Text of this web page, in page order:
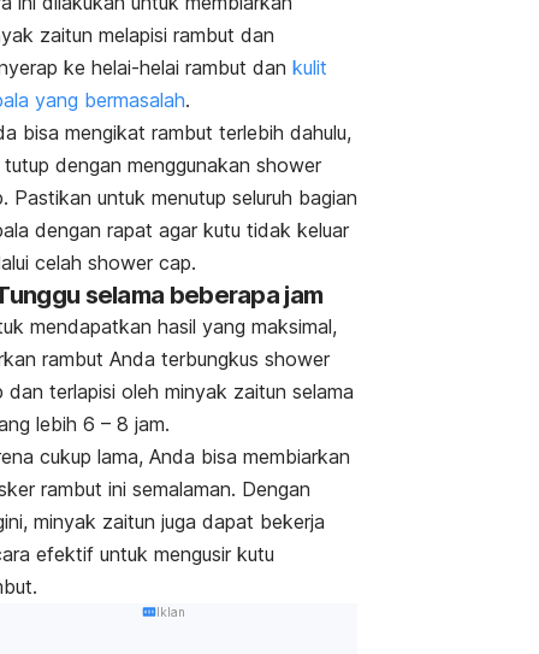
zaitun melapisi rambut dan
ke helai-helai rambut dan kulit
yang bermasalah.
bisa mengikat rambut terlebih dahulu,
tutup dengan menggunakan shower
. Pastikan untuk menutup seluruh bagian
dengan rapat agar kutu tidak keluar
celah shower cap.
selama beberapa jam
mendapatkan hasil yang maksimal,
rambut Anda terbungkus shower
dan terlapisi oleh minyak zaitun selama
lebih 6 – 8 jam.
cukup lama, Anda bisa membiarkan
rambut ini semalaman. Dengan
minyak zaitun juga dapat bekerja
efektif untuk mengusir kutu
Iklan